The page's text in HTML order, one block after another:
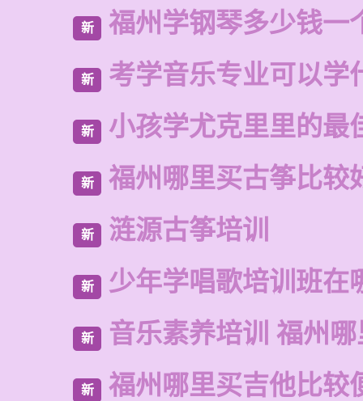
新 福州学钢琴多少钱一
新 考学音乐专业可以学
新 小孩学尤克里里的最
新 福州哪里买古筝比较
新 涟源古筝培训
新 少年学唱歌培训班在
新 音乐素养培训 福州
新 福州哪里买吉他比较